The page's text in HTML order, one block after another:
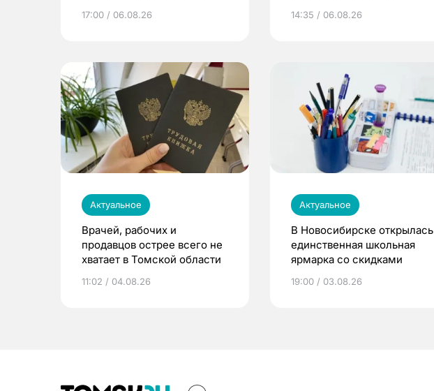
17:00 / 06.08.26 14:35 / 06.08.26
Актуальное
Врачей, рабочих и
продавцов острее всего не
хватает в Томской области
11:02 / 04.08.26
Актуальное
В Новосибирске открылась
единственная школьная
ярмарка со скидками
19:00 / 03.08.26